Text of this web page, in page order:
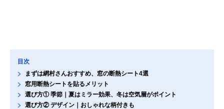
目次
まずは網村さんおすすめ、窓の断熱シート4選
窓用断熱シートを貼るメリット
選び方① 季節｜夏はミラー効果、冬は空気層がポイント
選び方② デザイン｜おしゃれな柄付きも